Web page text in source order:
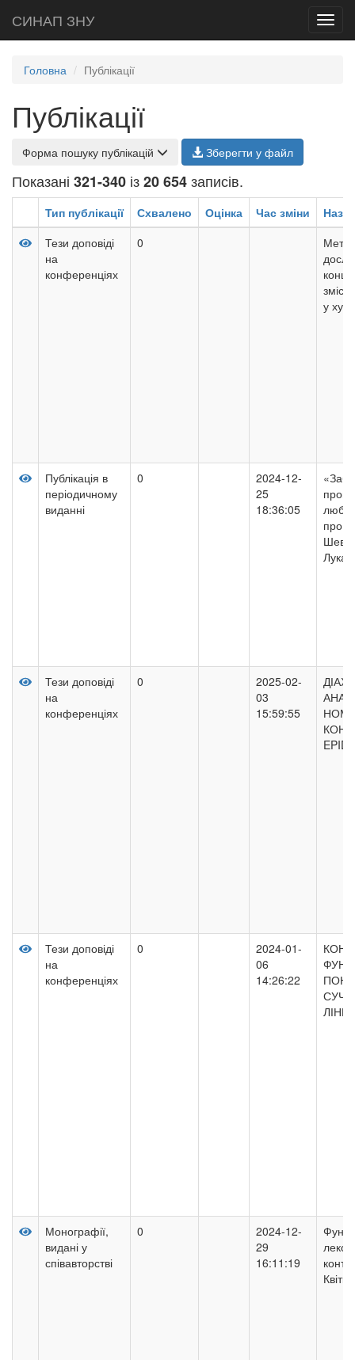
СИНАП ЗНУ
Головна Публікації
Публікації
Форма пошуку публікацій Зберегти у файл
Показані 321-340 із20 654записів.
Тип публікації Схвалено Оцінка Час зміни
Тези доповіді
на
конференціях
0
у
Публікація в
періодичному
виданні
0
2024-12-
25
18:36:05
про
Тези доповіді
на
конференціях
0
2025-02-
03
15:59:55
Тези доповіді
на
конференціях
0
2024-01-
06
14:26:22
Монографії,
видані у
співавторстві
0
2024-12-
29
16:11:19